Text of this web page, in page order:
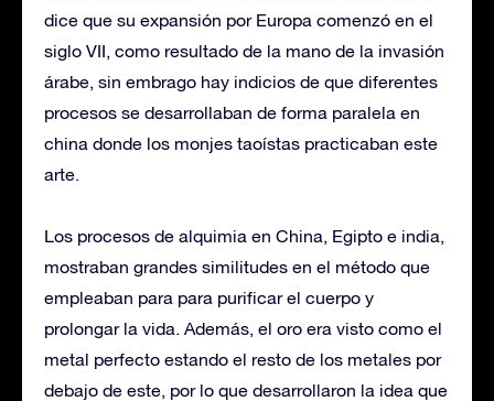
dice que su expansión por Europa comenzó en el
siglo VII, como resultado de la mano de la invasión
árabe, sin embrago hay indicios de que diferentes
procesos se desarrollaban de forma paralela en
china donde los monjes taoístas practicaban este
arte.
Los procesos de alquimia en China, Egipto e india,
mostraban grandes similitudes en el método que
empleaban para para purificar el cuerpo y
prolongar la vida. Además, el oro era visto como el
metal perfecto estando el resto de los metales por
debajo de este, por lo que desarrollaron la idea que